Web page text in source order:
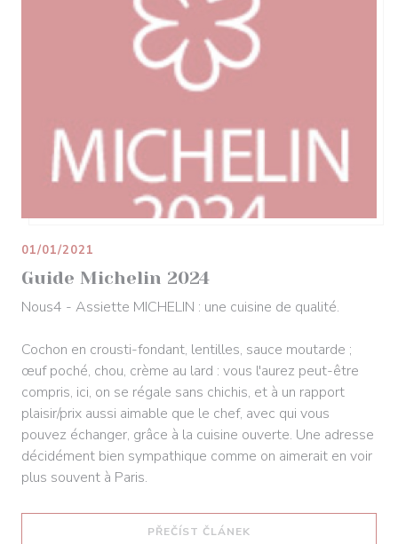
Guide Michelin 2024
01/01/2021
Nous4 - Assiette MICHELIN : une cuisine de qualité.
Cochon en crousti-fondant, lentilles, sauce moutarde ;
œuf poché, chou, crème au lard : vous l'aurez peut-être
compris, ici, on se régale sans chichis, et à un rapport
plaisir/prix aussi aimable que le chef, avec qui vous
pouvez échanger, grâce à la cuisine ouverte. Une adresse
décidément bien sympathique comme on aimerait en voir
plus souvent à Paris.
PŘEČÍST ČLÁNEK((OTEVŘE SE V NOVÉM